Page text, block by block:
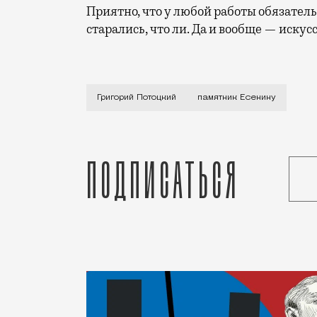
Приятно, что у любой работы
старались, что ли. Да и вообще —
У скульптора Григория Потоцкого
Григорий Потоцкий памятник Есенину
Подписаться
Город